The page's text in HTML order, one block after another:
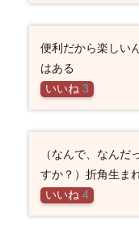
便利だから楽しい
はある
いいね 3
（なんで、なん
すか？）折角生ま
いいね 4